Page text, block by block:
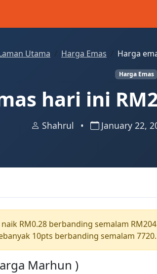
Utama Harga Emas Harga
Harga Emas
hari ini
Shahrul • January 22,
RM0.28 berbanding semalam
10pts berbanding semalam 7720.
Marhun )